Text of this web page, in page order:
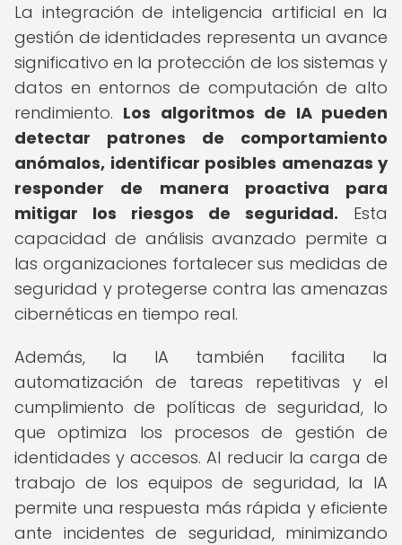
La integración de inteligencia artificial en la
gestión de identidades representa un avance
significativo en la protección de los sistemas y
datos en entornos de computación de alto
rendimiento. Los algoritmos de IA pueden
detectar patrones de comportamiento
anómalos, identificar posibles amenazas y
responder de manera proactiva para
mitigar los riesgos de seguridad. Esta
capacidad de análisis avanzado permite a
las organizaciones fortalecer sus medidas de
seguridad y protegerse contra las amenazas
cibernéticas en tiempo real.
Además, la IA también facilita la
automatización de tareas repetitivas y el
cumplimiento de políticas de seguridad, lo
que optimiza los procesos de gestión de
identidades y accesos. Al reducir la carga de
trabajo de los equipos de seguridad, la IA
permite una respuesta más rápida y eficiente
ante incidentes de seguridad, minimizando